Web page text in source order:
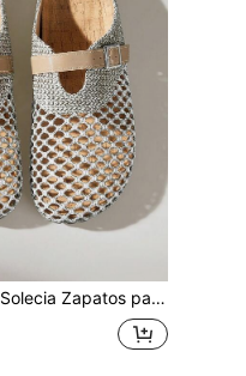
Solecia Zapatos para mujer, nuevos de primavera y verano con tejido de malla, empalme con decoración, diseño de punta redonda, tacón sin cordones, cómodos y sencillos para vacaciones, zapatos planos para mujer, imprescindibles para ir al trabajo, casuales y versátiles